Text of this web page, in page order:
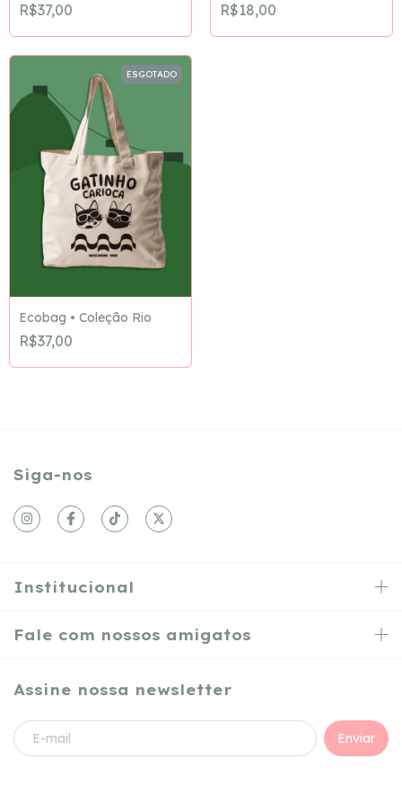
R$37,00 R$18,00
ESGOTADO
Ecobag • Coleção Rio
R$37,00
Siga-nos
Institucional
Fale com nossos amigatos
Assine nossa newsletter